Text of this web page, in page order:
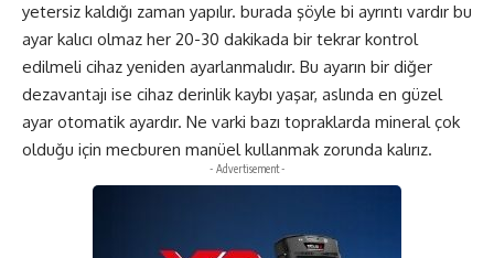
yetersiz kaldığı zaman yapılır. burada şöyle bi ayrıntı vardır bu
ayar kalıcı olmaz her 20-30 dakikada bir tekrar kontrol
edilmeli cihaz yeniden ayarlanmalıdır. Bu ayarın bir diğer
dezavantajı ise cihaz derinlik kaybı yaşar, aslında en güzel
ayar otomatik ayardır. Ne varki bazı topraklarda mineral çok
olduğu için mecburen manüel kullanmak zorunda kalırız.
- Advertisement -